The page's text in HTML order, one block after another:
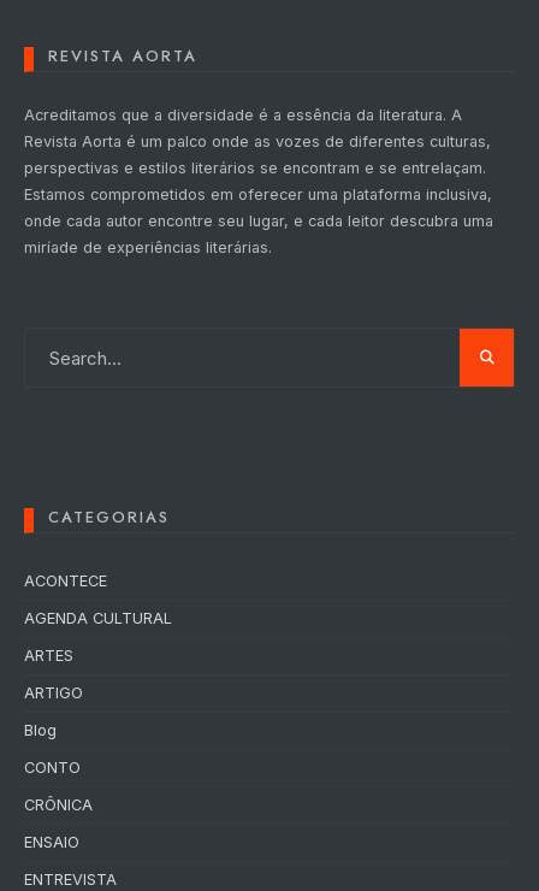
REVISTA AORTA
Acreditamos que a diversidade é a essência da literatura. A
Revista Aorta é um palco onde as vozes de diferentes culturas,
perspectivas e estilos literários se encontram e se entrelaçam.
Estamos comprometidos em oferecer uma plataforma inclusiva,
onde cada autor encontre seu lugar, e cada leitor descubra uma
miríade de experiências literárias.
CATEGORIAS
ACONTECE
AGENDA CULTURAL
ARTES
ARTIGO
Blog
CONTO
CRÔNICA
ENSAIO
ENTREVISTA